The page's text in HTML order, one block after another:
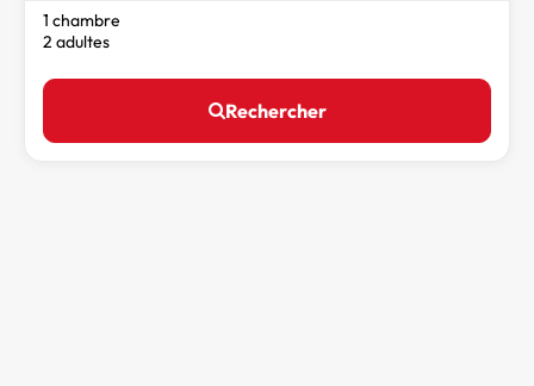
1 chambre
2 adultes
Rechercher